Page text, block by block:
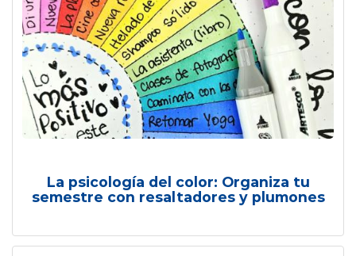
La psicología del color: Organiza tu
semestre con resaltadores y plumones